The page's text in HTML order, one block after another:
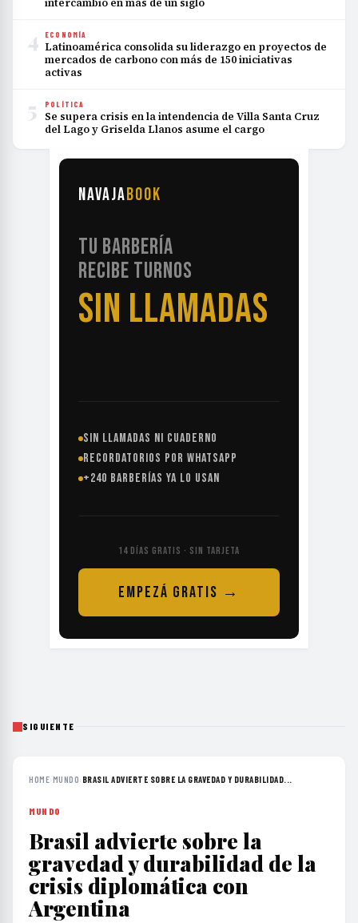
intercambio en más de un siglo
4 ECONOMÍA
Latinoamérica consolida su liderazgo en proyectos de
mercados de carbono con más de 150 iniciativas
activas
5 POLÍTICA
Se supera crisis en la intendencia de Villa Santa Cruz
del Lago y Griselda Llanos asume el cargo
NAVAJABOOK
TU BARBERÍA
RECIBE TURNOS
SIN LLAMADAS
SIN LLAMADAS NI CUADERNO
RECORDATORIOS POR WHATSAPP
+240 BARBERÍAS YA LO USAN
14 DÍAS GRATIS · SIN TARJETA
EMPEZÁ GRATIS →
SIGUIENTE
HOME›MUNDO› BRASIL ADVIERTE SOBRE LA GRAVEDAD Y DURABILIDAD...
MUNDO
Brasil advierte sobre la
gravedad y durabilidad de la
crisis diplomática con
Argentina